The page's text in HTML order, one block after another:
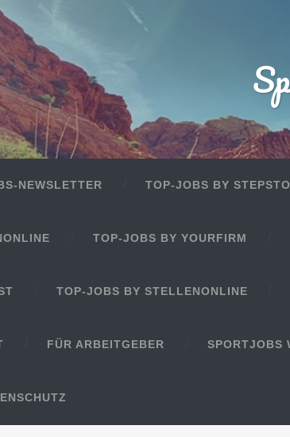
NEWSLETTER TOP-JOBS BY
TOP-JOBS BY YOURFIRM
TOP-JOBS BY STELLENONLINE
FÜR ARBEITGEBER SPORTJOBS